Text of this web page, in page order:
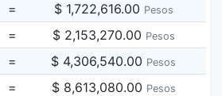
= $ 1,722,616.00 Pesos
= $ 2,153,270.00 Pesos
= $ 4,306,540.00 Pesos
= $ 8,613,080.00 Pesos